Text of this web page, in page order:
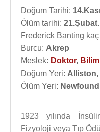
Doğum Tarihi:
Ölüm tarihi:
Frederick Banting kaç
Burcu: Akrep
Meslek: Doktor,
Doğum Yeri: Alliston,
Ölüm Yeri:
1923 yılında
Fizyoloji veya Tıp